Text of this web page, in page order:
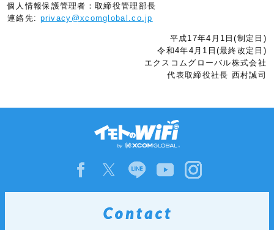
個人情報保護管理者：取締役管理部長
連絡先: privacy@xcomglobal.co.jp
平成17年4月1日(制定日)
令和4年4月1日(最終改定日)
エクスコムグローバル株式会社
代表取締役社長 西村誠司